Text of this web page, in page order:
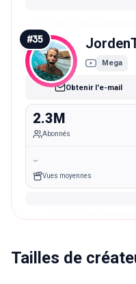
#35
Mega
Obtenir l'e-mail
2.3M
Abonnés
-
Vues moyennes
Tailles de